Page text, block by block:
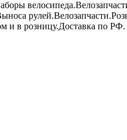
и в розницу.Доставка по РФ.